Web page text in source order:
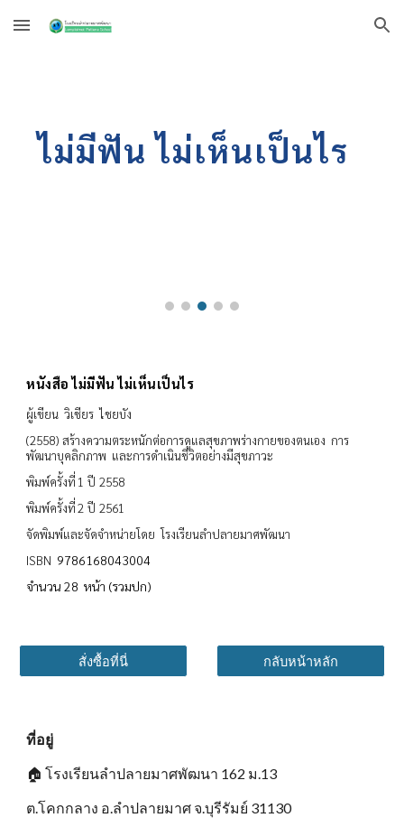
Skip to main content Skip to navigation
ไม่มีฟัน ไม่เห็นเป็นไร
หนังสือไม่มีฟัน ไม่เห็นเป็นไร
ผู้เขียน วิเชียร ไชยบัง
(2558) สร้างความตระหนักต่อการดูแลสุขภาพร่างกายของตนเอง การ
พัฒนาบุคลิกภาพ และการดำเนินชีวิตอย่างมีสุขภาวะ
พิมพ์ครั้งที่ 1 ปี 2558
พิมพ์ครั้งที่ 2 ปี 2561
จัดพิมพ์และจัดจำหน่ายโดย โรงเรียนลำปลายมาศพัฒนา
ISBN 9786168043004
จำนวน 28 หน้า (รวมปก)
สั่งซื้อที่นี่ กลับหน้าหลัก
ที่อยู่
🏠โรงเรียนลำปลายมาศพัฒนา 162 ม.13
ต.โคกกลาง อ.ลำปลายมาศ จ.บุรีรัมย์ 31130